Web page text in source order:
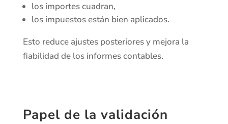
los importes cuadran,
los impuestos están bien aplicados.
Esto reduce ajustes posteriores y mejora la
fiabilidad de los informes contables.
Papel de la validación